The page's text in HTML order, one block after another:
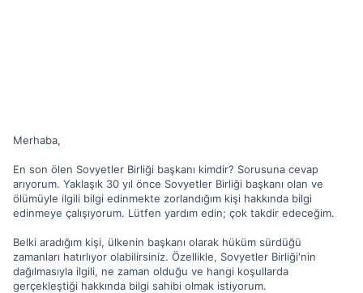
Merhaba,
En son ölen Sovyetler Birliği başkanı kimdir? Sorusuna cevap
arıyorum. Yaklaşık 30 yıl önce Sovyetler Birliği başkanı olan ve
ölümüyle ilgili bilgi edinmekte zorlandığım kişi hakkında bilgi
edinmeye çalışıyorum. Lütfen yardım edin; çok takdir edeceğim.
Belki aradığım kişi, ülkenin başkanı olarak hüküm sürdüğü
zamanları hatırlıyor olabilirsiniz. Özellikle, Sovyetler Birliği'nin
dağılmasıyla ilgili, ne zaman olduğu ve hangi koşullarda
gerçekleştiği hakkında bilgi sahibi olmak istiyorum.